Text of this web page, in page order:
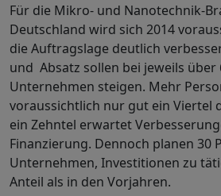
Für die Mikro- und Nanotechnik-
Deutschland wird sich 2014
die Auftragslage deutlich
und Absatz sollen bei jeweils über
Unternehmen steigen. Mehr
voraussichtlich nur gut ein Viertel
ein Zehntel erwartet
Finanzierung. Dennoch planen 30
Unternehmen, Investitionen zu
Anteil als in den Vorjahren.